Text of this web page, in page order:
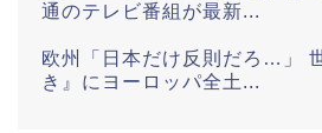
通のテレビ番組が最新...
欧州「日本だけ反則だろ…」
き』にヨーロッパ全土...